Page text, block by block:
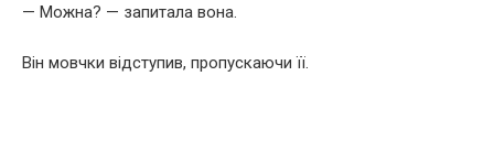
— Можна? — запитала вона.
Він мовчки відступив, пропускаючи її.